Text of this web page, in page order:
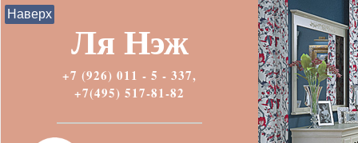
Ля Нэж
+7 (926) 011 - 5 - 337,
+7(495) 517-81-82
Наверх